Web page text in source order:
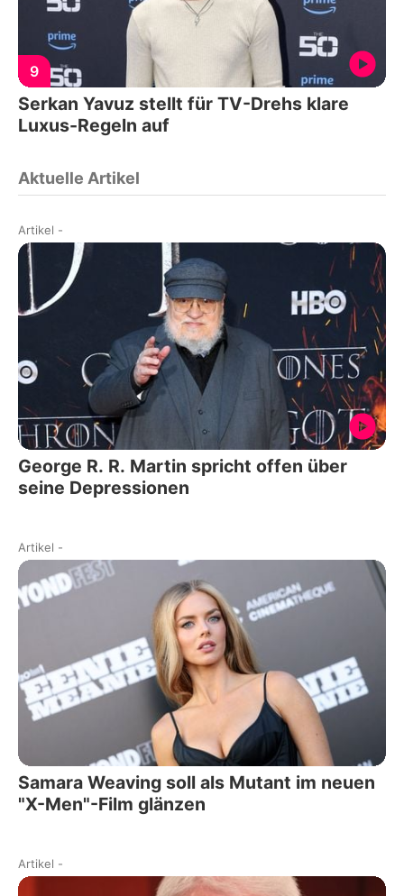
9
Serkan Yavuz stellt für TV-Drehs klare
Luxus-Regeln auf
Aktuelle Artikel
Artikel -
George R. R. Martin spricht offen über
seine Depressionen
Artikel -
Samara Weaving soll als Mutant im neuen
"X-Men"-Film glänzen
Artikel -